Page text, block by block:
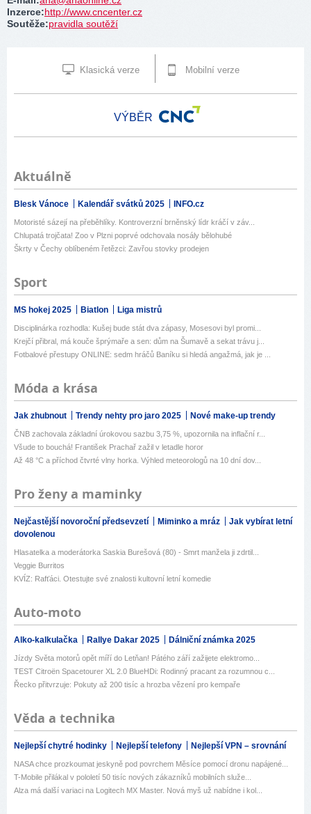
Inzerce:http://www.cncenter.cz
Soutěže:pravidla soutěží
Klasická verze Mobilní verze
VÝBĚR
Aktuálně
Blesk Vánoce Kalendář svátků 2025 INFO.cz
Motoristé sázejí na přeběhlíky. Kontroverzní brněnský lídr kráčí v záv...
Chlupatá trojčata! Zoo v Plzni poprvé odchovala nosály bělohubé
Škrty v Čechy oblíbeném řetězci: Zavřou stovky prodejen
Sport
MS hokej 2025 Biatlon Liga mistrů
Disciplinárka rozhodla: Kušej bude stát dva zápasy, Mosesovi byl promi...
Krejčí přibral, má kouče šprýmaře a sen: dům na Šumavě a sekat trávu j...
Fotbalové přestupy ONLINE: sedm hráčů Baníku si hledá angažmá, jak je ...
Móda a krása
Jak zhubnout Trendy nehty pro jaro 2025 Nové make-up trendy
ČNB zachovala základní úrokovou sazbu 3,75 %, upozornila na inflační r...
Všude to bouchá! František Prachař zažil v letadle horor
Až 48 °C a příchod čtvrté vlny horka. Výhled meteorologů na 10 dní dov...
Pro ženy a maminky
Nejčastější novoroční předsevzetí Miminko a mráz
Jak vybírat letní
dovolenou
Hlasatelka a moderátorka Saskia Burešová (80) - Smrt manžela ji zdrtil...
Veggie Burritos
KVÍZ: Rafťáci. Otestujte své znalosti kultovní letní komedie
Auto-moto
Alko-kalkulačka Rallye Dakar 2025 Dálniční známka 2025
Jízdy Světa motorů opět míří do Letňan! Pátého září zažijete elektromo...
TEST Citroën Spacetourer XL 2.0 BlueHDi: Rodinný pracant za rozumnou c...
Řecko přitvrzuje: Pokuty až 200 tisíc a hrozba vězení pro kempaře
Věda a technika
Nejlepší chytré hodinky Nejlepší telefony Nejlepší VPN – srovnání
NASA chce prozkoumat jeskyně pod povrchem Měsíce pomocí dronu napájené...
T-Mobile přilákal v pololetí 50 tisíc nových zákazníků mobilních služe...
Alza má další variaci na Logitech MX Master. Nová myš už nabídne i kol...